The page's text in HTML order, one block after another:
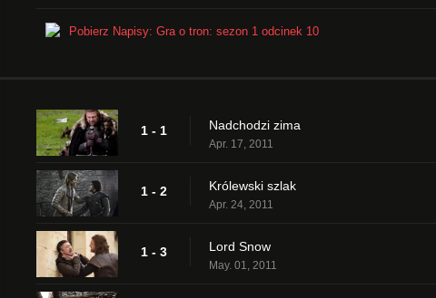
Pobierz Napisy: Gra o tron: sezon 1 odcinek 10
1 - 1 Nadchodzi zima
Apr. 17, 2011
1 - 2 Królewski szlak
Apr. 24, 2011
1 - 3 Lord Snow
May. 01, 2011